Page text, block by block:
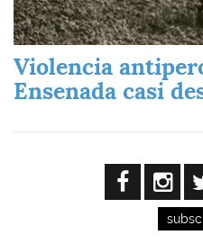
Violencia
Ensenada casi